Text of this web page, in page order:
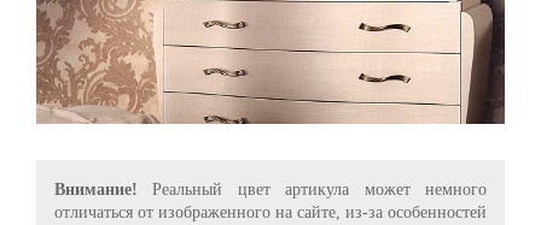
Внимание! Реальный цвет артикула может немного
отличаться от изображенного на сайте, из-за особенностей